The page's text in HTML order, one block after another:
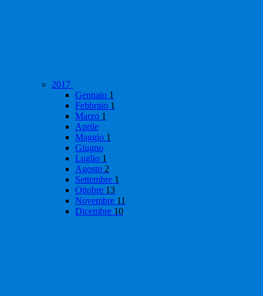
2017
Gennaio 1
Febbraio 1
Marzo 1
Aprile
Maggio 1
Giugno
Luglio 1
Agosto 2
Settembre 1
Ottobre 13
Novembre 11
Dicembre 10